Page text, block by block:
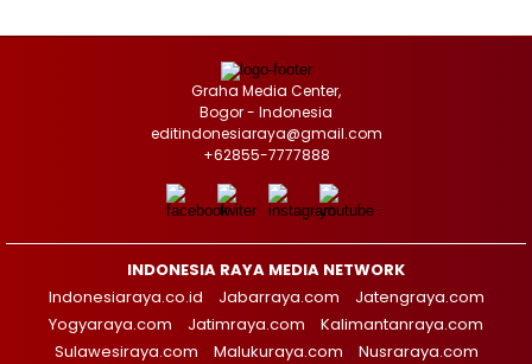
Graha Media Center,
Bogor - Indonesia
editindonesiaraya@gmail.com
+62855-7777888
INDONESIA RAYA MEDIA NETWORK
Indonesiaraya.co.id
Jabarraya.com
Jatengraya.com
Yogyaraya.com
Jatimraya.com
Kalimantanraya.com
Sulawesiraya.com
Malukuraya.com Nusraraya.com